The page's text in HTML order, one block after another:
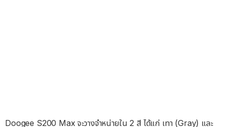
Doogee S200 Max จะวางจำหน่ายใน 2 สี ได้แก่ เทา (Gray) และ